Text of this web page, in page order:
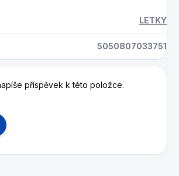
LETKY
5050807033751
příspěvek k této položce.